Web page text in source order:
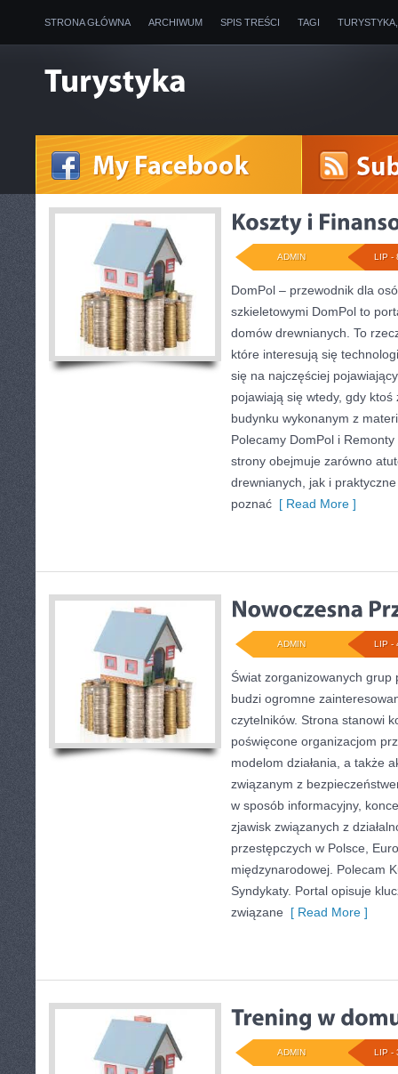
STRONA GŁÓWNA ARCHIWUM SPIS TREŚCI TAGI
LIP -
ADMIN
DomPol – przewodnik dla
szkieletowymi DomPol to
domów drewnianych. To
które interesują się
się na najczęściej
pojawiają się wtedy, gdy ktoś
budynku wykonanym z
Polecamy DomPol i
strony obejmuje zarówno
drewnianych, jak i
poznać [ Read More ]
LIP -
ADMIN
Świat zorganizowanych grup
budzi ogromne
czytelników. Strona stanowi
poświęcone organizacjom
modelom działania, a także
związanym z
w sposób informacyjny,
zjawisk związanych z
przestępczych w Polsce,
międzynarodowej. Polecam
Syndykaty. Portal opisuje
związane [ Read More ]
LIP -
ADMIN